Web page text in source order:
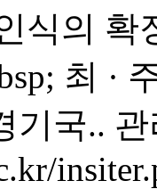
식의 확
최 ·
기국..